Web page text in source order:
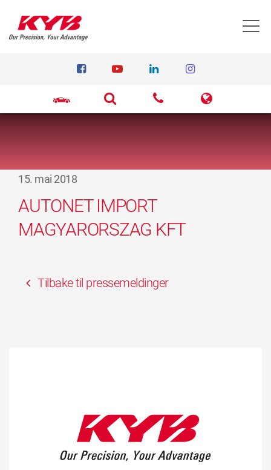
15. mai 2018
AUTONET IMPORT
MAGYARORSZAG KFT
Tilbake til pressemeldinger